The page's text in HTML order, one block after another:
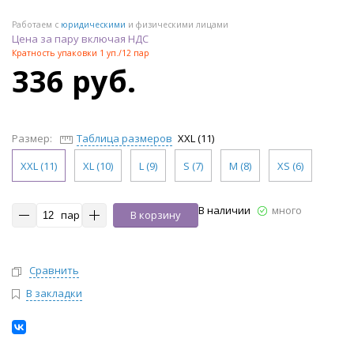
Работаем с юридическими и физическими лицами
Цена за пару включая НДС
Кратность упаковки 1 уп./12 пар
336 руб.
Размер: Таблица размеров XXL (11)
XXL (11)
XL (10) L (9) S (7) M (8) XS (6)
пар В корзину В наличии много
Сравнить
В закладки